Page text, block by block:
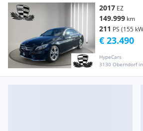
2017 EZ
149.999 km
211 PS (155
HypeCars
3130 Oberndorf
€ 23.490